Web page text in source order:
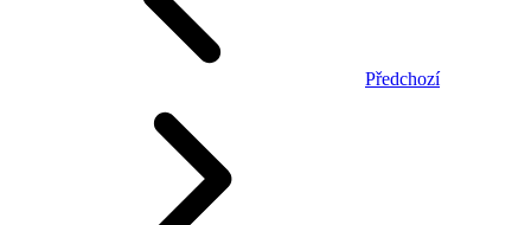
Předchozí